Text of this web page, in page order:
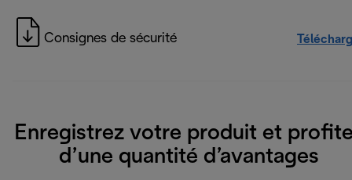
Consignes de sécurité
Enregistrez votre produit et
d’une quantité d’avantages